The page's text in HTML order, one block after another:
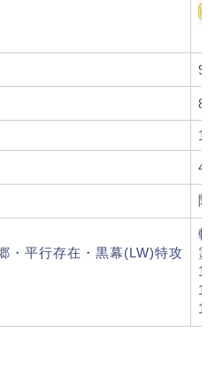
4
陰
・平行存在・黒幕(LW)特攻
斬